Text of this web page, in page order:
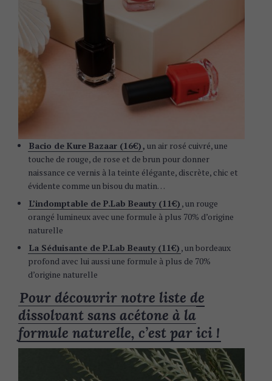
Bacio de Kure Bazaar (16€), un air rosé cuivré, une
touche de rouge, de rose et de brun pour donner
naissance ce vernis à la teinte élégante, discrète, chic et
évidente comme un bisou du matin…
L’indomptable de P.Lab Beauty (11€) , un rouge
orangé lumineux avec une formule à plus 70% d’origine
naturelle
La Séduisante de P.Lab Beauty (11€) , un bordeaux
profond avec lui aussi une formule à plus de 70%
d’origine naturelle
Pour découvrir notre liste de
dissolvant sans acétone à la
formule naturelle, c’est par ici !